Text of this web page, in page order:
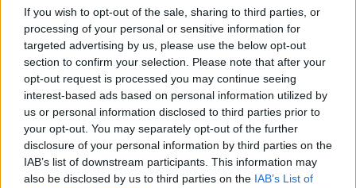
If you wish to opt-out of the sale, sharing to third parties, or
processing of your personal or sensitive information for
targeted advertising by us, please use the below opt-out
section to confirm your selection. Please note that after your
opt-out request is processed you may continue seeing
interest-based ads based on personal information utilized by
us or personal information disclosed to third parties prior to
your opt-out. You may separately opt-out of the further
disclosure of your personal information by third parties on the
IAB’s list of downstream participants. This information may
also be disclosed by us to third parties on the IAB’s List of
Kom igen hur det blir när du satt
direktström på fläkten.
Jag hade en kompis för länge sedan
som aldrig trodde på givare, han hade
en signalkontakt (tuta) från en moped
kopplat till bromsljuset!
Uppdaterat: 2014-06-23 20:22